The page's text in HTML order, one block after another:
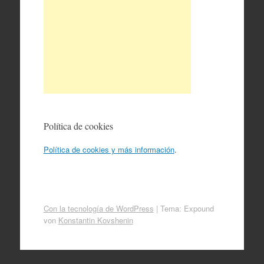
Política de cookies
Política de cookies y más información.
Con la tecnología de WordPress | Tema: Expound
von Konstantin Kovshenin